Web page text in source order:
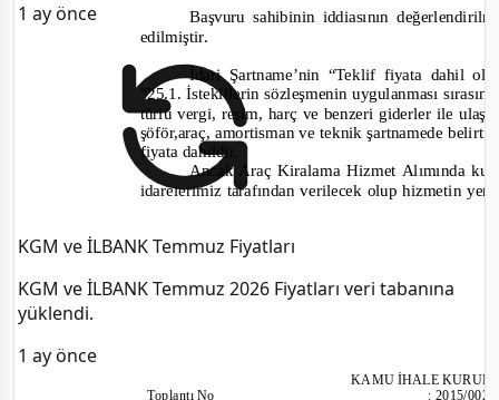
1 ay önce
KGM ve İLBANK Temmuz Fiyatları
KGM ve İLBANK Temmuz 2026 Fiyatları veri tabanına
yüklendi.
1 ay önce
Başvuru sahibinin iddiasının
edilmiştir.
İdari Şartname’nin “Teklif fiyata dahil
“25.1. İsteklilerin sözleşmenin uygulanması
türlü vergi, resim, harç ve benzeri giderler ile
şöför,araç, amortisman ve teknik şartnamede
fiyata dahildir.
Ancak Araç Kiralama Hizmet Alımında
idarelerimiz tarafından verilecek olup hizmetin
KAMU İHALE
ToplantıNo :2015/002